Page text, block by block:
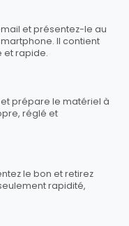
et présentez-le au
Il contient
et rapide.
prépare le matériel à
réglé et
le bon et retirez
rapidité,